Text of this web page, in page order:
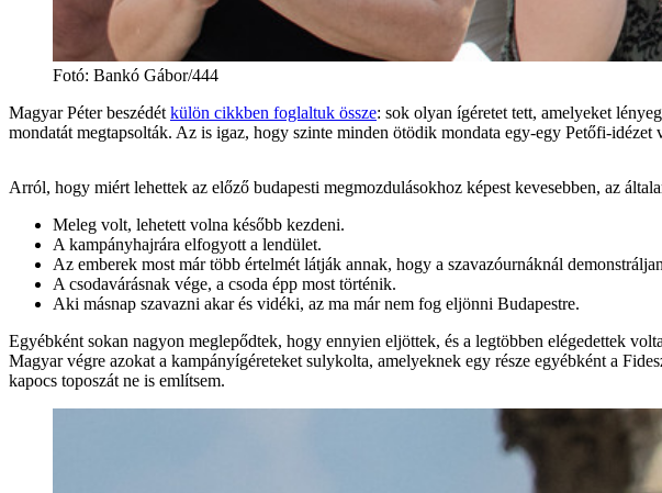
Fotó: Bankó Gábor/444
Magyar Péter beszédét külön cikkben foglaltuk össze: sok olyan ígéretet tett, amelyeket
mondatát megtapsolták. Az is igaz, hogy szinte minden ötödik mondata egy-egy Petőfi-
Arról, hogy miért lehettek az előző budapesti megmozdulásokhoz képest kevesebben, az
Meleg volt, lehetett volna később kezdeni.
A kampányhajrára elfogyott a lendület.
Az emberek most már több értelmét látják annak, hogy a szavazóurnáknál
A csodavárásnak vége, a csoda épp most történik.
Aki másnap szavazni akar és vidéki, az ma már nem fog eljönni Budapestre.
Egyébként sokan nagyon meglepődtek, hogy ennyien eljöttek, és a legtöbben elégedettek
Magyar végre azokat a kampányígéreteket sulykolta, amelyeknek egy része egyébként a
kapocs toposzát ne is említsem.